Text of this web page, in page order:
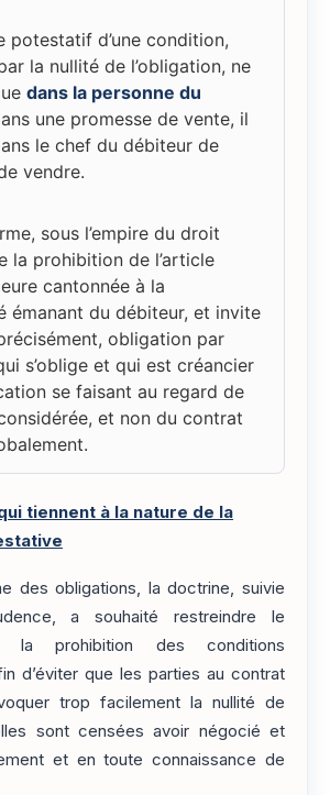
potestatif d’une condition,
la nullité de l’obligation, ne
dans la personne du
une promesse de vente, il
le chef du débiteur de
vendre.
sous l’empire du droit
la prohibition de l’article
cantonnée à la
émanant du débiteur, et invite
obligation par
s’oblige et qui est créancier
se faisant au regard de
et non du contrat
tiennent à la nature de la
des obligations, la doctrine, suivie
a souhaité restreindre le
la prohibition des conditions
d’éviter que les parties au contrat
trop facilement la nullité de
sont censées avoir négocié et
et en toute connaissance de